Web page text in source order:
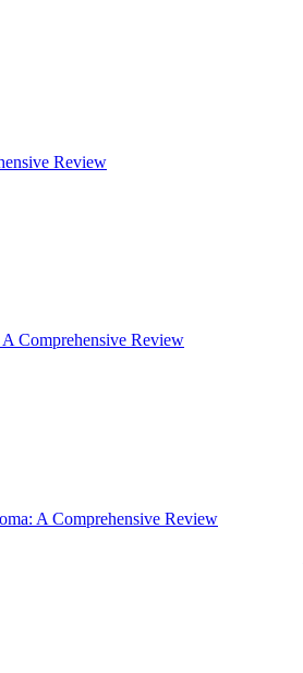
Review
Comprehensive Review
A Comprehensive Review